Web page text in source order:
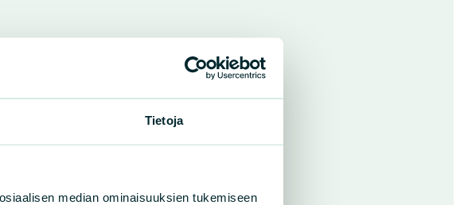
Tietoja
median ominaisuuksien tukemiseen